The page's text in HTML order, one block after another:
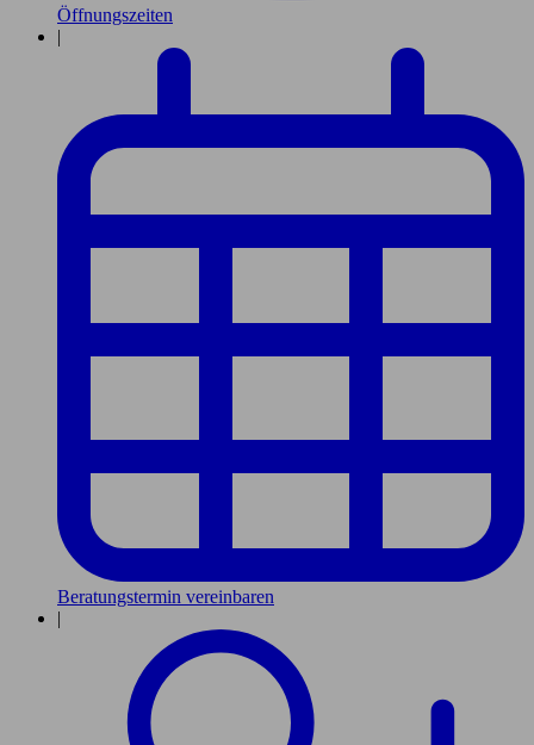
Öffnungszeiten
|
Beratungstermin vereinbaren
|